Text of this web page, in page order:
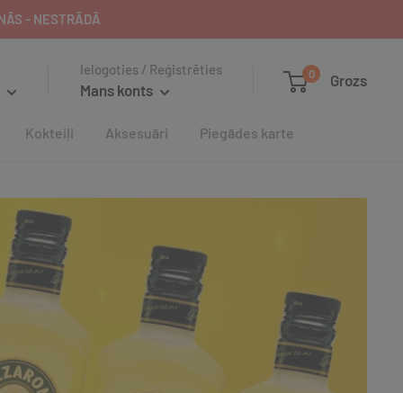
- NESTRĀDĀ
Ielogoties / Reģistrēties
Mans konts
0 Grozs
Kokteiļi Aksesuāri Piegādes karte